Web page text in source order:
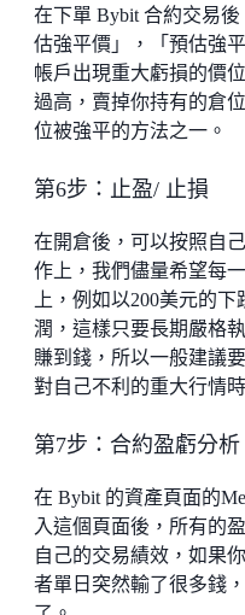
在下單 Bybit 合約交易
估強平價」，「預估強
帳戶出現重大虧損的價
過高，賣掉你持有的倉
位被強平的方法之一。
第6步：止盈/ 止損
在開倉後，可以按照自
作上，我們儘量希望每
上，例如以200美元的
潤，這樣只要長期嚴格
賺到錢，所以一般建議
對自己不利的重大行情
第7步：合約盈虧分析
在 Bybit 的資產頁面的
入這個頁面後，所有的
自己的交易績效，如果
者單日突然輸了很多錢